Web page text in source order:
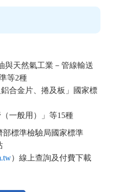
與天然氣工業－管線輸送
等2種
合金片、捲及板」國家標
一般用）」等15種
部標準檢驗局國家標準
）線上查詢及付費下載